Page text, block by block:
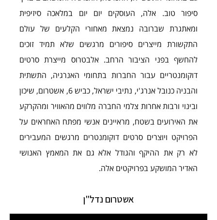
סיפור טוב. אלה, העוסקים יום יום במלאכה סיזיפית
ומאתגרת שברובה נמצאת מאחורי הקלעים של עולם
התקשורת מייצרים סיפורים מרגשים שלא תמיד זוכים
להחשף בפני הציבור הרחב. אלבטרוס מייצרת סרטים
דוקומנטריים עבור החברות בתחומי האנרגיה, התשתית
והבניה כנובל אנרג'י, נתיבי ישראל, כביש 6, אשטרום, שיכון
ובינוי ורבות אחרות צלמי החברה מלווים מהאוויר ומהקרקע
את האירועים בשטח, מראיינים אנשי מפתח האחראים על
הפרויקט ויוצרים סרטים דוקומנטרים מרגשים המעבירים
לא רק את ההיקף והגודל אלא גם את המאמץ האנושי
האדיר המושקע בפרויקטים אלה.
אשטרום נדל"ן